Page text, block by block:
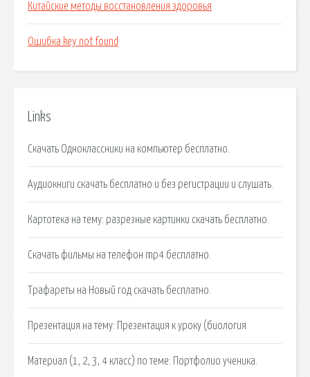
Китайские методы восстановления здоровья
Ошибка key not found
Links
Скачать Одноклассники на компьютер бесплатно.
Аудиокниги скачать бесплатно и без регистрации и слушать.
Картотека на тему: разрезные картинки скачать бесплатно.
Скачать фильмы на телефон mp4 бесплатно.
Трафареты на Новый год скачать бесплатно.
Презентация на тему: Презентация к уроку (биология
Материал (1, 2, 3, 4 класс) по теме: Портфолио ученика.